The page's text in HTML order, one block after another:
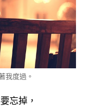
我度過。
忘掉，